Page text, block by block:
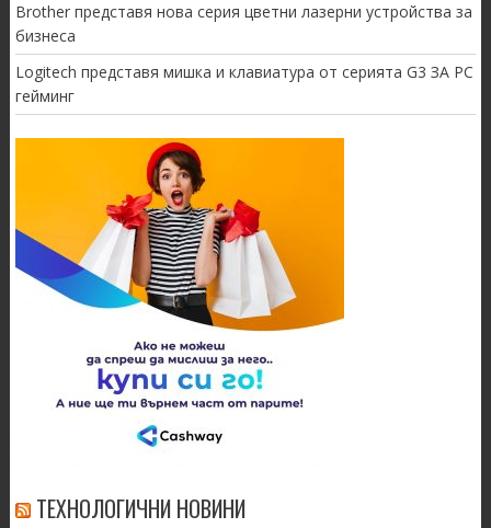
Brother представя нова серия цветни лазерни устройства за
бизнеса
Logitech представя мишка и клавиатура от серията G3 ЗА PC
гейминг
ТЕХНОЛОГИЧНИ НОВИНИ